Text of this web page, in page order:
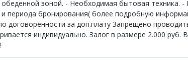
обеденной зоной. - Необходимая бытовая
и периода бронирования( более подробную
договорённости за доп.плату Запрещено
индивидуально. Залог в размере 2.000